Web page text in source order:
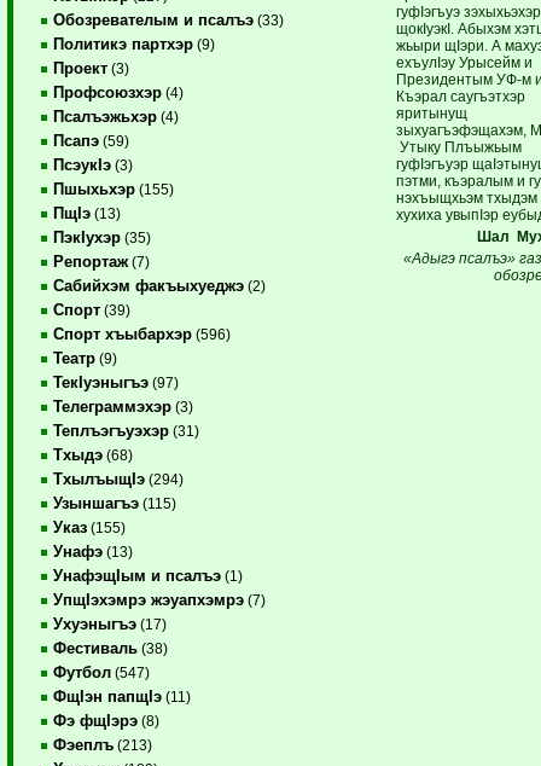
Обозревателым и псалъэ (33)
Политикэ партхэр (9)
Проект (3)
Профсоюзхэр (4)
Псалъэжьхэр (4)
Псапэ (59)
ПсэукIэ (3)
Пшыхьхэр (155)
ПщIэ (13)
ПэкIухэр (35)
Репортаж (7)
Сабийхэм факъыхуеджэ (2)
Спорт (39)
Спорт хъыбархэр (596)
Театр (9)
ТекIуэныгъэ (97)
Телеграммэхэр (3)
Теплъэгъуэхэр (31)
Тхыдэ (68)
ТхылъыщIэ (294)
Узыншагъэ (115)
Указ (155)
Унафэ (13)
УнафэщIым и псалъэ (1)
УпщIэхэмрэ жэуапхэмрэ (7)
Ухуэныгъэ (17)
Фестиваль (38)
Футбол (547)
ФщIэн папщIэ (11)
Фэ фщIэрэ (8)
Фэеплъ (213)
гуфIэгъуэ зэхыхьэхэр
щокIуэкI. Абыхэм
жьыри щIэри. А
ехъулIэу Урысейм и
Президентым УФ-м
Къэрал саугъэтхэр
яритынущ
зыхуагъэфэщахэм,
Утыку Плъыжьым
гуфIэгъуэр
пэтми, къэралым и
нэхъыщхьэм
хухиха увыпIэр
Шал
«Адыгэ псалъэ»